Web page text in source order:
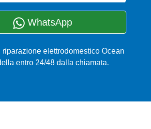
WhatsApp
riparazione elettrodomestico Ocean
entro 24/48 dalla chiamata.